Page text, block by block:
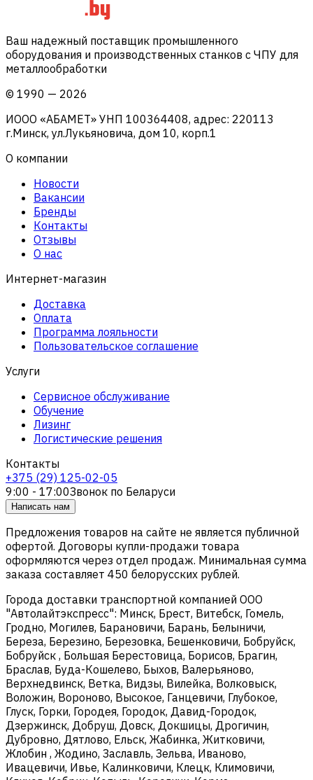
Ваш надежный поставщик промышленного
оборудования и производственных станков с ЧПУ для
металлообработки
© 1990 — 2026
ИООО «АБАМЕТ» УНП 100364408, адрес: 220113
г.Минск, ул.Лукьяновича, дом 10, корп.1
О компании
Новости
Вакансии
Бренды
Контакты
Отзывы
О нас
Интернет-магазин
Доставка
Оплата
Программа лояльности
Пользовательское соглашение
Услуги
Сервисное обслуживание
Обучение
Лизинг
Логистические решения
Контакты
+375 (29) 125-02-05
9:00 - 17:00Звонок по Беларуси
Написать нам
Предложения товаров на сайте не является публичной
офертой. Договоры купли-продажи товара
оформляются через отдел продаж. Минимальная сумма
заказа составляет 450 белорусских рублей.
Города доставки транспортной компанией ООО
"Автолайтэкспресс": Минск, Брест, Витебск, Гомель,
Гродно, Могилев, Барановичи, Барань, Белыничи,
Береза, Березино, Березовка, Бешенковичи, Бобруйск,
Бобруйск , Большая Берестовица, Борисов, Брагин,
Браслав, Буда-Кошелево, Быхов, Валерьяново,
Верхнедвинск, Ветка, Видзы, Вилейка, Волковыск,
Воложин, Вороново, Высокое, Ганцевичи, Глубокое,
Глуск, Горки, Городея, Городок, Давид-Городок,
Дзержинск, Добруш, Довск, Докшицы, Дрогичин,
Дубровно, Дятлово, Ельск, Жабинка, Житковичи,
Жлобин , Жодино, Заславль, Зельва, Иваново,
Ивацевичи, Ивье, Калинковичи, Клецк, Климовичи,